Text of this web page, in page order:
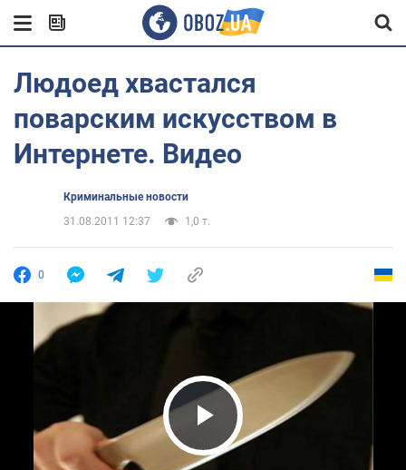
Людоед хвастался
поварским искусством в
Интернете. Видео
Криминальные новости
31.08.2011 12:37
1,0 т.
0
Play Video